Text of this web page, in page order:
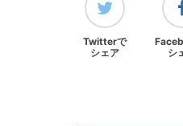
Twitterで
シェア
シ